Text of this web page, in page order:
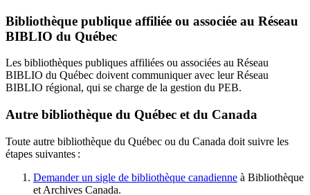
Bibliothèque publique affiliée ou associée au Réseau
BIBLIO du Québec
Les bibliothèques publiques affiliées ou associées au Réseau
BIBLIO du Québec doivent communiquer avec leur Réseau
BIBLIO régional, qui se charge de la gestion du PEB.
Autre bibliothèque du Québec et du Canada
Toute autre bibliothèque du Québec ou du Canada doit suivre les
étapes suivantes :
Demander un sigle de bibliothèque canadienne à Bibliothèque
et Archives Canada.